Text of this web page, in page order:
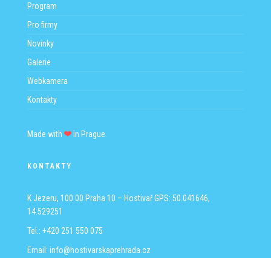
Program
Pro firmy
Novinky
Galerie
Webkamera
Kontakty
Made with in Prague.
KONTAKTY
K Jezeru, 100 00 Praha 10 – HostivařGPS: 50.041646,
14.529251
Tel.: +420 251 550 075
Email: info@hostivarskaprehrada.cz